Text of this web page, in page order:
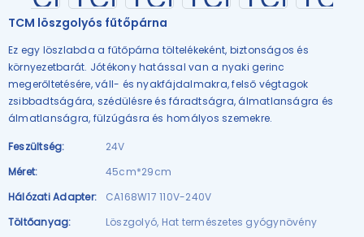
TCM löszgolyós fűtőpárna
Ez egy löszlabda a fűtőpárna töltelékeként, biztonságos és
környezetbarát. Jótékony hatással van a nyaki gerinc
megerőltetésére, váll- és nyakfájdalmakra, felső végtagok
zsibbadtságára, szédülésre és fáradtságra, álmatlanságra és
álmatlanságra, fülzúgásra és homályos szemekre.
Feszültség:
24V
Méret:
45cm*29cm
Hálózati Adapter:
CA168W17 110V-240V
Töltőanyag:
Löszgolyó, Hat természetes gyógynövény